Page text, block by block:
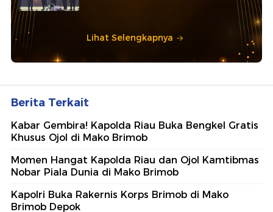
Lihat Selengkapnya
Berita Terkait
Kabar Gembira! Kapolda Riau Buka Bengkel Gratis
Khusus Ojol di Mako Brimob
Momen Hangat Kapolda Riau dan Ojol Kamtibmas
Nobar Piala Dunia di Mako Brimob
Kapolri Buka Rakernis Korps Brimob di Mako
Brimob Depok